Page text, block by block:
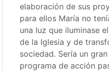
elaboración de sus
para ellos María no
una luz que iluminase
de la Iglesia y de
sociedad. Sería un
programa de acción